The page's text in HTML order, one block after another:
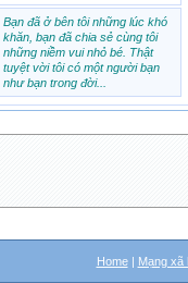
Bạn đã ở bên tôi những lúc khó
khăn, bạn đã chia sẻ cùng tôi
những niềm vui nhỏ bé. Thật
tuyệt vời tôi có một người bạn
như bạn trong đời...
Home| Mạng xã